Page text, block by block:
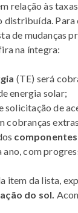
relação às
distribuída.
de mudanças
na íntegra:
(TE) será
energia solar;
solicitação de
cobranças
ano, com
item da lista,
do sol.